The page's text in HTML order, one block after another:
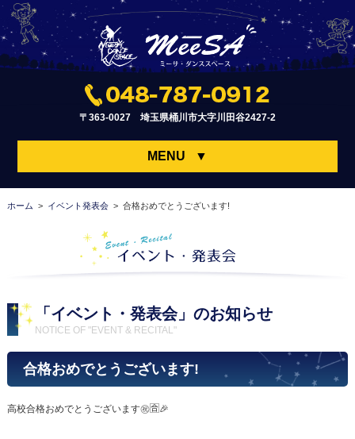
〒363-0027 埼玉県桶川市大字川田谷2427-2
MENU ▼
ホーム > イベント発表会> 合格おめでとうございます!
「イベント・発表会」のお知らせ
NOTICE OF "EVENT & RECITAL"
合格おめでとうございます!
高校合格おめでとうございます㊗️🈴🎉